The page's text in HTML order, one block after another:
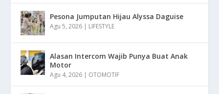
Pesona Jumputan Hijau Alyssa Daguise
Agu 5, 2026 | LIFESTYLE
Alasan Intercom Wajib Punya Buat Anak
Motor
Agu 4, 2026 | OTOMOTIF